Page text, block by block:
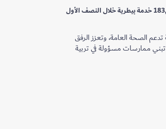
بلدية دبي تقدم نحو 183,700 خدمة بيطرية خلال النصف الأول
الصحة العامة، وتعزز الرفق
ممارسات مسؤولة في تربية